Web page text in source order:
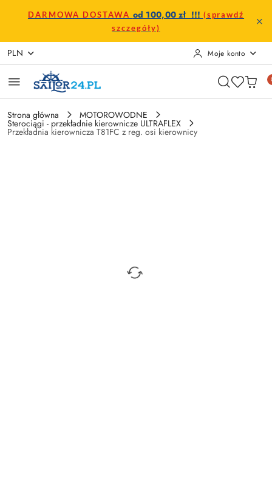
Przejdź do treści głównej
Przejdź do wyszukiwarki
Przejdź do moje konto
Przejdź do menu głównego
Przejdź do opisu produktu
Przejdź do stopki
DARMOWA DOSTAWA od 100,00 zł !!! (sprawdź
szczegóły)
PLN Moje konto
Strona główna MOTOROWODNE
Sterociągi - przekładnie kierownicze ULTRAFLEX
Przekładnia kierownicza T81FC z reg. osi kierownicy